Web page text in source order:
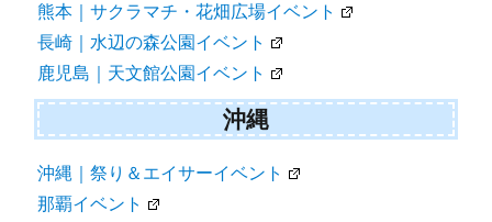
熊本｜サクラマチ・花畑広場イベント
長崎｜水辺の森公園イベント
鹿児島｜天文館公園イベント
沖縄
沖縄｜祭り＆エイサーイベント
那覇イベント